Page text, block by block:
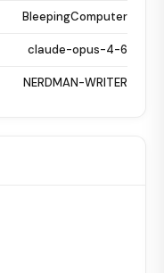
BleepingComputer
claude-opus-4-6
NERDMAN-WRITER